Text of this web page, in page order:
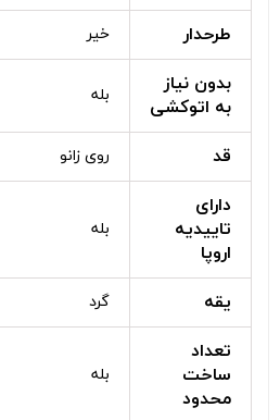
طرحدار خیر
بدون نیاز
به اتوکشی
بله
قد روی زانو
دارای
تاییدیه
اروپا
بله
یقه گرد
تعداد
ساخت
محدود
بله